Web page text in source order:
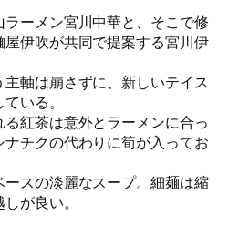
ーメン宮川中華と、そこで修
伊吹が共同で提案する宮川伊
軸は崩さずに、新しいテイス
いる。
紅茶は意外とラーメンに合っ
チクの代わりに筍が入ってお
スの淡麗なスープ。細麺は縮
が良い。